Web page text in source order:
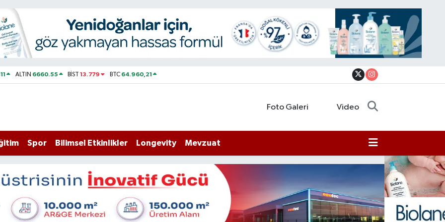
ALTIN 6660.55 BİST13.779 BTC 64.960,21
Foto Galeri Video
Spor Bilimsel Etkinlikler Longevity Mevzuat